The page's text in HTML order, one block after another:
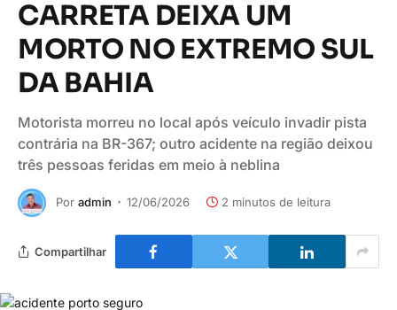
CARRETA DEIXA UM
MORTO NO EXTREMO SUL
DA BAHIA
Motorista morreu no local após veículo invadir pista
contrária na BR-367; outro acidente na região deixou
três pessoas feridas em meio à neblina
Por admin 12/06/2026 2 minutos de leitura
Compartilhar